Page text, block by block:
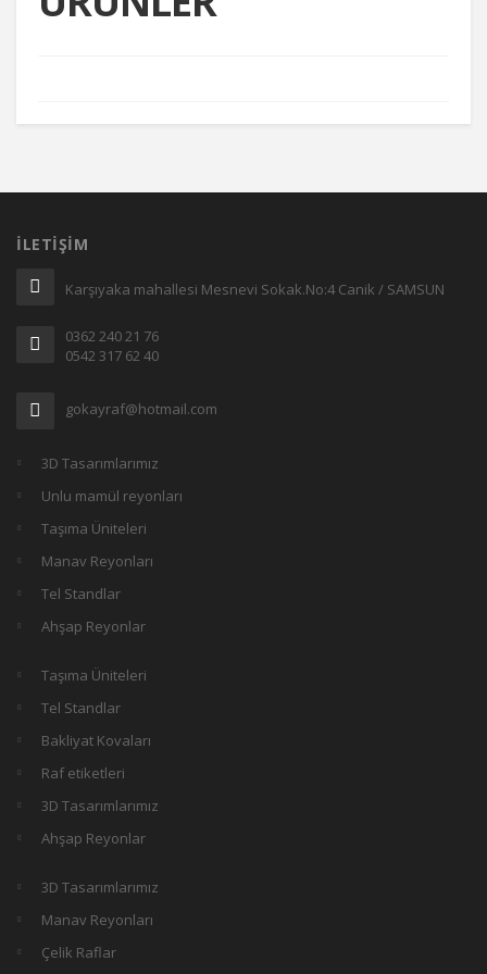
İLETIŞIM
Karşıyaka mahallesi Mesnevi Sokak.No:4 Canik / SAMSUN
0362 240 21 76
0542 317 62 40
gokayraf@hotmail.com
3D Tasarımlarımız
Unlu mamül reyonları
Taşıma Üniteleri
Manav Reyonları
Tel Standlar
Ahşap Reyonlar
Taşıma Üniteleri
Tel Standlar
Bakliyat Kovaları
Raf etiketleri
3D Tasarımlarımız
Ahşap Reyonlar
3D Tasarımlarımız
Manav Reyonları
Çelik Raflar